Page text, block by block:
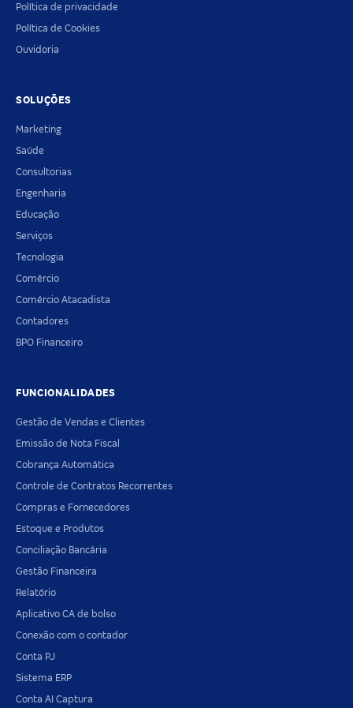
Política de privacidade
Política de Cookies
Ouvidoria
SOLUÇÕES
Marketing
Saúde
Consultorias
Engenharia
Educação
Serviços
Tecnologia
Comércio
Comércio Atacadista
Contadores
BPO Financeiro
FUNCIONALIDADES
Gestão de Vendas e Clientes
Emissão de Nota Fiscal
Cobrança Automática
Controle de Contratos Recorrentes
Compras e Fornecedores
Estoque e Produtos
Conciliação Bancária
Gestão Financeira
Relatório
Aplicativo CA de bolso
Conexão com o contador
Conta PJ
Sistema ERP
Conta AI Captura